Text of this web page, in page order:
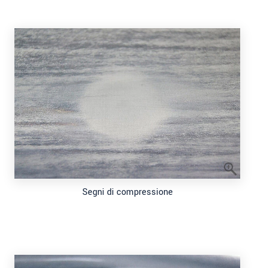
Segni di compressione